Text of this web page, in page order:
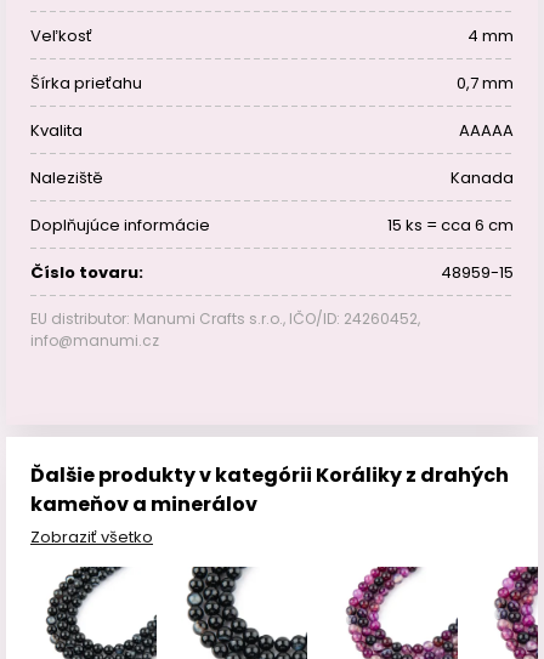
Veľkosť 4 mm
Šírka prieťahu 0,7 mm
Kvalita AAAAA
Naleziště Kanada
Doplňujúce informácie 15 ks = cca 6 cm
Číslo tovaru: 48959-15
EU distributor: Manumi Crafts s.r.o., IČO/ID: 24260452,
info@manumi.cz
Ďalšie produkty v kategórii Koráliky z drahých
kameňov a minerálov
Zobraziť všetko